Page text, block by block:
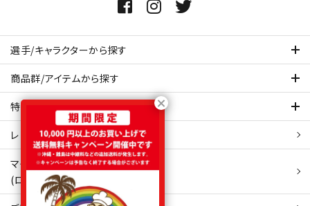
選手/キャラクターから探す
商品群/アイテムから探す
特集ページを見てみる
レビュー・口コミ 一覧ページ
マイアカウント
(ログイン/新規会員登録)